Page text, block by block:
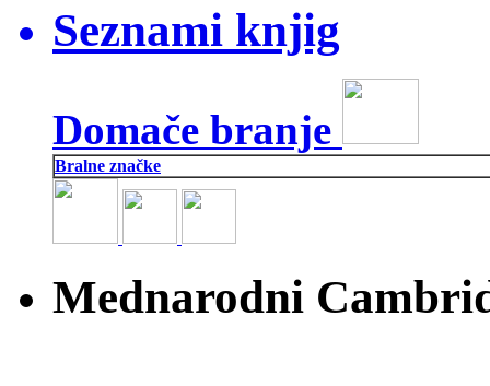
Seznami knjig
Domače branje
Bralne značke
Mednarodni